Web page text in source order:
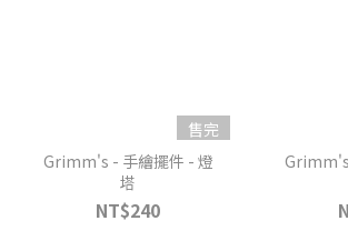
售完
Grimm's - 手繪擺件 - 燈
塔
NT$240